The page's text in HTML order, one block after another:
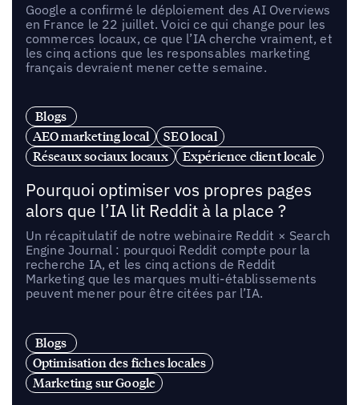
Google a confirmé le déploiement des AI Overviews
en France le 22 juillet. Voici ce qui change pour les
commerces locaux, ce que l’IA cherche vraiment, et
les cinq actions que les responsables marketing
français devraient mener cette semaine.
Blogs
AEO marketing local
SEO local
Réseaux sociaux locaux
Expérience client locale
Pourquoi optimiser vos propres pages
alors que l’IA lit Reddit à la place ?
Un récapitulatif de notre webinaire Reddit × Search
Engine Journal : pourquoi Reddit compte pour la
recherche IA, et les cinq actions de Reddit
Marketing que les marques multi-établissements
peuvent mener pour être citées par l’IA.
Blogs
Optimisation des fiches locales
Marketing sur Google